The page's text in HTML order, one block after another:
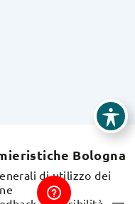
Bologna
di utilizzo dei